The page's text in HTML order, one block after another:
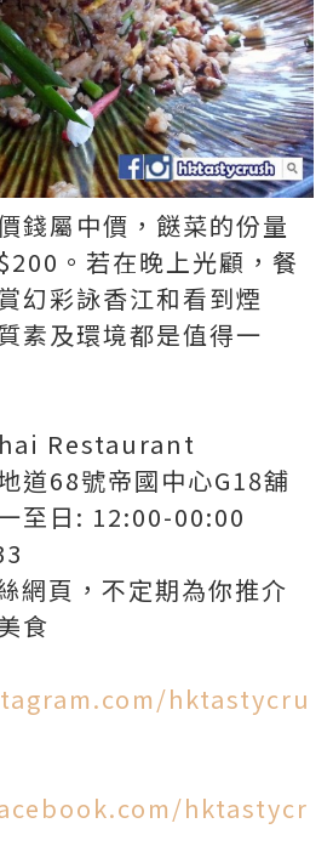
錢屬中價，餸菜的份量
。若在晚上光顧，餐
幻彩詠香江和看到煙
素及環境都是值得一
Restaurant
道68號帝國中心G18舖
至日: 12:00-00:00
網頁，不定期為你推介
食
hktastycru
hktastycr